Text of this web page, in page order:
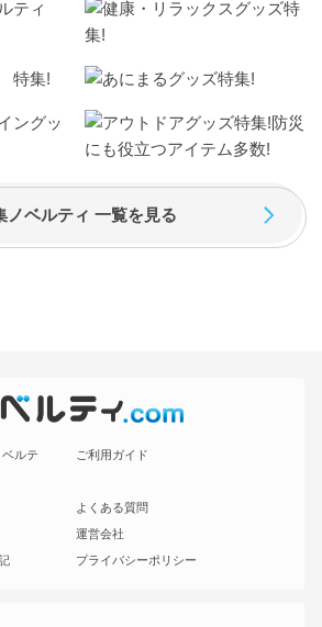
ノベルティ 一覧を見る
ルテ
ご利用ガイド
よくある質問
運営会社
プライバシーポリシー